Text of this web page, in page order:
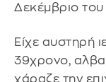
Δεκέμβριο
Είχε αυστηρή
39χρονο,
χάραζε την